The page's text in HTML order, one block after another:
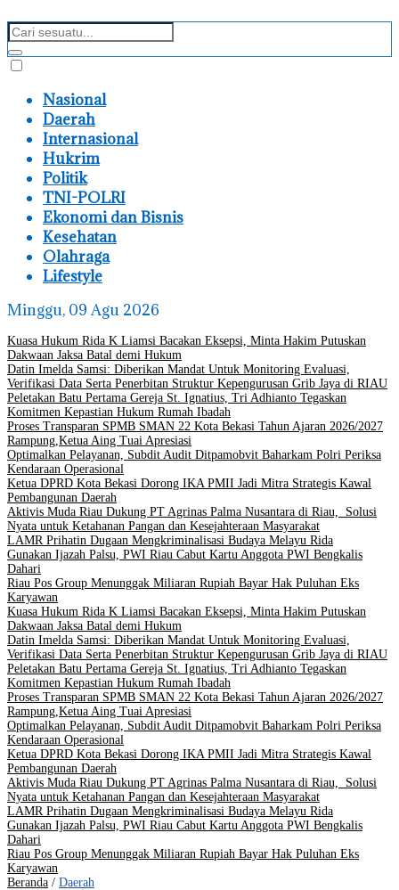
Nasional
Daerah
Internasional
Hukrim
Politik
TNI-POLRI
Ekonomi dan Bisnis
Kesehatan
Olahraga
Lifestyle
Minggu, 09 Agu 2026
Kuasa Hukum Rida K Liamsi Bacakan Eksepsi, Minta Hakim Putuskan
Dakwaan Jaksa Batal demi Hukum
Datin Imelda Samsi: Diberikan Mandat Untuk Monitoring Evaluasi,
Verifikasi Data Serta Penerbitan Struktur Kepengurusan Grib Jaya di RIAU
Peletakan Batu Pertama Gereja St. Ignatius, Tri Adhianto Tegaskan
Komitmen Kepastian Hukum Rumah Ibadah
Proses Transparan SPMB SMAN 22 Kota Bekasi Tahun Ajaran 2026/2027
Rampung,Ketua Aing Tuai Apresiasi
Optimalkan Pelayanan, Subdit Audit Ditpamobvit Baharkam Polri Periksa
Kendaraan Operasional
Ketua DPRD Kota Bekasi Dorong IKA PMII Jadi Mitra Strategis Kawal
Pembangunan Daerah
Aktivis Muda Riau Dukung PT Agrinas Palma Nusantara di Riau, Solusi
Nyata untuk Ketahanan Pangan dan Kesejahteraan Masyarakat
LAMR Prihatin Dugaan Mengkriminalisasi Budaya Melayu Rida
Gunakan Ijazah Palsu, PWI Riau Cabut Kartu Anggota PWI Bengkalis
Dahari
Riau Pos Group Menunggak Miliaran Rupiah Bayar Hak Puluhan Eks
Karyawan
Kuasa Hukum Rida K Liamsi Bacakan Eksepsi, Minta Hakim Putuskan
Dakwaan Jaksa Batal demi Hukum
Datin Imelda Samsi: Diberikan Mandat Untuk Monitoring Evaluasi,
Verifikasi Data Serta Penerbitan Struktur Kepengurusan Grib Jaya di RIAU
Peletakan Batu Pertama Gereja St. Ignatius, Tri Adhianto Tegaskan
Komitmen Kepastian Hukum Rumah Ibadah
Proses Transparan SPMB SMAN 22 Kota Bekasi Tahun Ajaran 2026/2027
Rampung,Ketua Aing Tuai Apresiasi
Optimalkan Pelayanan, Subdit Audit Ditpamobvit Baharkam Polri Periksa
Kendaraan Operasional
Ketua DPRD Kota Bekasi Dorong IKA PMII Jadi Mitra Strategis Kawal
Pembangunan Daerah
Aktivis Muda Riau Dukung PT Agrinas Palma Nusantara di Riau, Solusi
Nyata untuk Ketahanan Pangan dan Kesejahteraan Masyarakat
LAMR Prihatin Dugaan Mengkriminalisasi Budaya Melayu Rida
Gunakan Ijazah Palsu, PWI Riau Cabut Kartu Anggota PWI Bengkalis
Dahari
Riau Pos Group Menunggak Miliaran Rupiah Bayar Hak Puluhan Eks
Karyawan
Beranda / Daerah